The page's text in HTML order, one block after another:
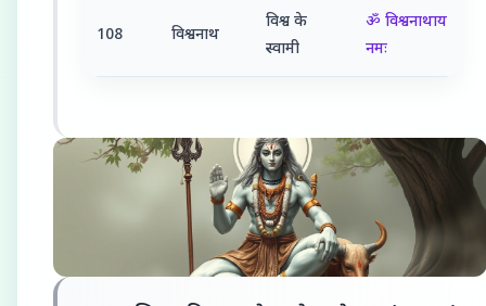
108 विश्वनाथ
विश्व के
स्वामी
ॐ विश्वनाथाय
नमः